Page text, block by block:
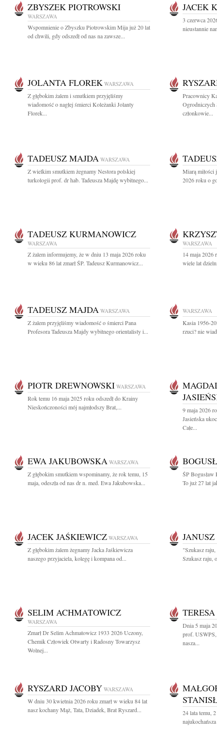
ZBYSZEK PIOTROWSKI
WARSZAWA
Wspomnienie o Zbyszku Piotrowskim Mija już 20 lat
od chwili, gdy odszedł od nas na zawsze...
JACEK
3 czerwca
nieustannie
JOLANTA FLOREK WARSZAWA
Z głębokim żalem i smutkiem przyjęliśmy
wiadomość o nagłej śmierci Koleżanki Jolanty
Florek...
Pracownicy
Ogrodniczych
członkowie...
TADEUSZ MAJDA WARSZAWA
Z wielkim smutkiem żegnamy Nestora polskiej
turkologii prof. dr hab. Tadeusza Majdę wybitnego...
Miarą miłości
2026 roku o
TADEUSZ KURMANOWICZ
WARSZAWA
Z żalem informujemy, że w dniu 13 maja 2026 roku
w wieku 86 lat zmarł ŚP. Tadeusz Kurmanowicz...
WARSZAWA
14 maja 2026
wiele lat
TADEUSZ MAJDA WARSZAWA
Z żalem przyjęliśmy wiadomość o śmierci Pana
Profesora Tadeusza Majdy wybitnego orientalisty i...
WARSZAWA
Kasia 1956-
rzuci? nie
PIOTR DREWNOWSKI WARSZAWA
Rok temu 16 maja 2025 roku odszedł do Krainy
Nieskończoności mój najmłodszy Brat,...
9 maja 2026
Jasieńska
Całe...
EWA JAKUBOWSKA WARSZAWA
Z głębokim smutkiem wspominamy, że rok temu, 15
maja, odeszła od nas dr n. med. Ewa Jakubowska...
ŚP Bogusław
To już 27 lat
JACEK JAŚKIEWICZ WARSZAWA
Z głębokim żalem żegnamy Jacka Jaśkiewicza
naszego przyjaciela, kolegę i kompana od...
"Szukasz
Szukasz raju,
SELIM ACHMATOWICZ
WARSZAWA
Zmarł Dr Selim Achmatowicz 1933 2026 Uczony,
Chemik Człowiek Otwarty i Radosny Towarzysz
Wolnej...
Dnia 5 maja
prof.
nasza...
RYSZARD JACOBY WARSZAWA
W dniu 30 kwietnia 2026 roku zmarł w wieku 84 lat
nasz kochany Mąż, Tata, Dziadek, Brat Ryszard...
24 lata temu,